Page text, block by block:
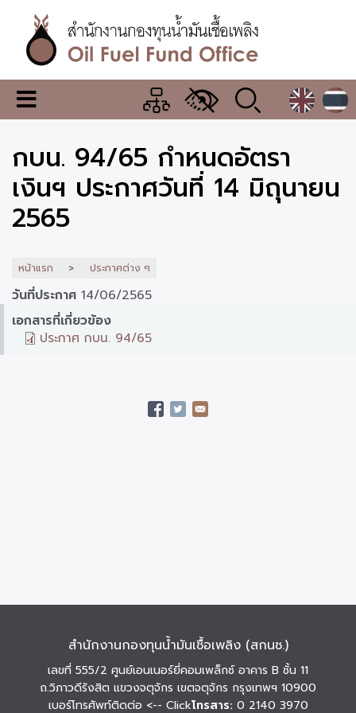
เนื้อหา
หลักสำนักงาน
กองทุน
น้ำมัน
เชื้อ
เพลิง
เมนู
เปลี่ยน
แสดง
ผล
กบน. 94/65 กำหนดอัตรา
เงินฯ ประกาศวันที่ 14 มิถุนายน
2565
หน้าแรก ประกาศต่าง ๆ
วันที่ประกาศ 14/06/2565
เอกสารที่เกี่ยวข้อง
ประกาศ กบน. 94/65
สำนักงานกองทุนน้ำมันเชื้อเพลิง (สกนช.)
เลขที่ 555/2 ศูนย์เอนเนอร์ยี่คอมเพล็กซ์ อาคาร B ชั้น 11
ถ.วิภาวดีรังสิต แขวงจตุจักร เขตจตุจักร กรุงเทพฯ 10900
เบอร์โทรศัพท์ติดต่อ <-- Clickโทรสาร: 0 2140 3970